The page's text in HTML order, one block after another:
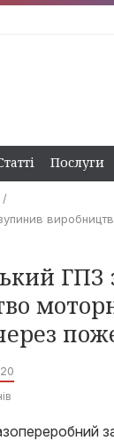
Послуги
ГПЗ